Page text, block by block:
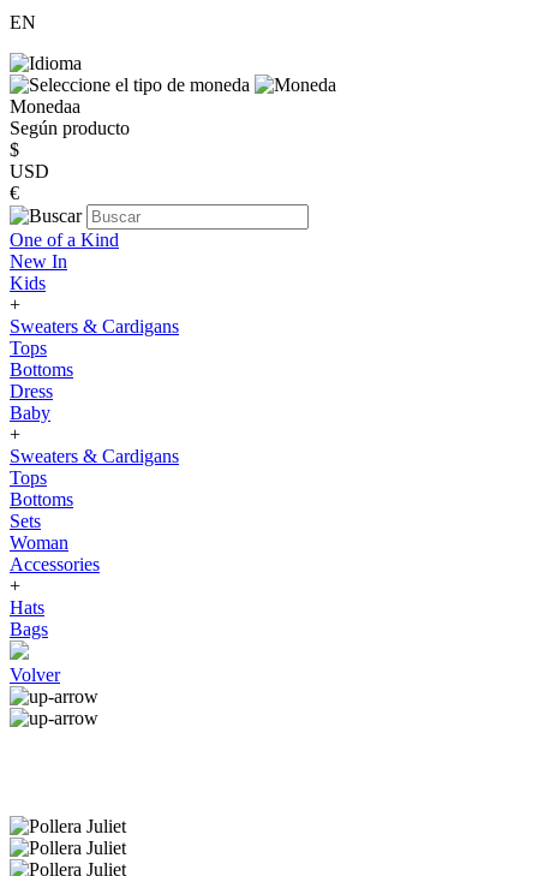
EN
Monedaa
Según producto
$
USD
€
One of a Kind
New In
Kids
+
Sweaters & Cardigans
Tops
Bottoms
Dress
Baby
+
Sweaters & Cardigans
Tops
Bottoms
Sets
Woman
Accessories
+
Hats
Bags
Volver